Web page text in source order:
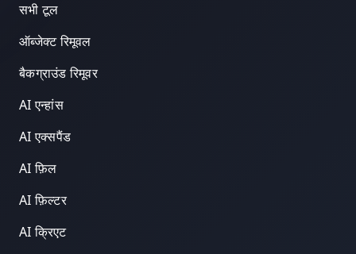
सभी टूल
ऑब्जेक्ट रिमूवल
बैकग्राउंड रिमूवर
AI एन्हांस
AI एक्सपैंड
AI फ़िल
AI फ़िल्टर
AI क्रिएट